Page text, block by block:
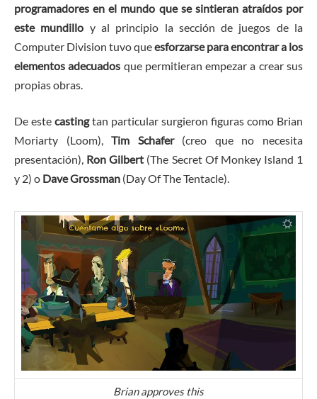
programadores en el mundo que se sintieran atraídos por
este mundillo y al principio la sección de juegos de la
Computer Division tuvo queesforzarse para encontrar a los
elementos adecuados que permitieran empezar a crear sus
propias obras.
De este castingtan particular surgieron figuras como Brian
Moriarty (Loom),Tim Schafer(creo que no necesita
presentación), Ron Gilbert (The Secret Of Monkey Island 1
y 2) o Dave Grossman (Day Of The Tentacle).
Brian approves this